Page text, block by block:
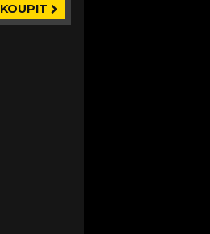
KOUPIT